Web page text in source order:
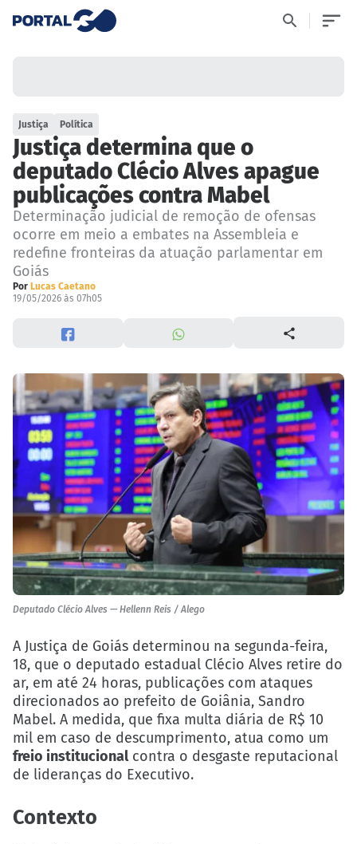
Justiça Política
Justiça determina que o
deputado Clécio Alves apague
publicações contra Mabel
Determinação judicial de remoção de ofensas
ocorre em meio a embates na Assembleia e
redefine fronteiras da atuação parlamentar em
Goiás
Por Lucas Caetano
19/05/2026 às 07h05
Deputado Clécio Alves — Hellenn Reis / Alego
A Justiça de Goiás determinou na segunda-feira,
18, que o deputado estadual Clécio Alves retire do
ar, em até 24 horas, publicações com ataques
direcionados ao prefeito de Goiânia, Sandro
Mabel. A medida, que fixa multa diária de R$ 10
mil em caso de descumprimento, atua como um
freio institucionalcontra o desgaste reputacional
de lideranças do Executivo.
Contexto